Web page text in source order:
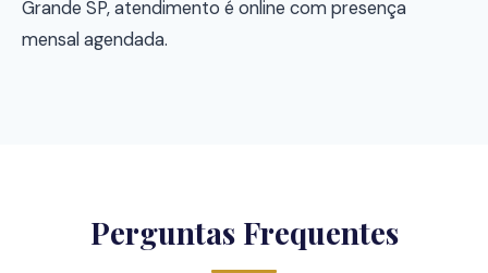
Grande SP, atendimento é online com presença
mensal agendada.
Perguntas Frequentes